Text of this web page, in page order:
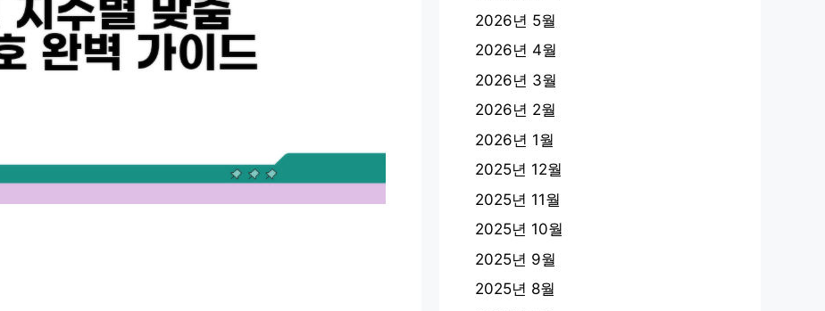
2026년 5월
2026년 4월
2026년 3월
2026년 2월
2026년 1월
2025년 12월
2025년 11월
2025년 10월
2025년 9월
2025년 8월